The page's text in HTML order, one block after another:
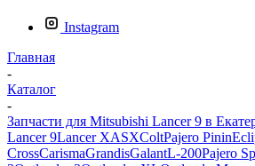
Instagram
Главная
-
Каталог
-
Запчасти для Mitsubishi Lancer 9 в
Lancer 9Lancer XASXColtPajero Pinin
CrossCarismaGrandisGalantL-200Pajero